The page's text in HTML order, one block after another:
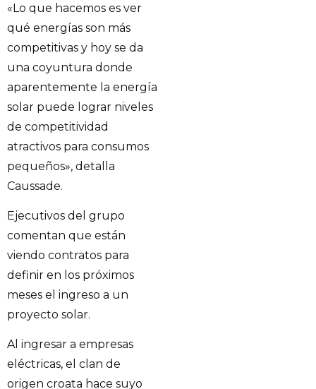
«Lo que hacemos es ver
qué energías son más
competitivas y hoy se da
una coyuntura donde
aparentemente la energía
solar puede lograr niveles
de competitividad
atractivos para consumos
pequeños», detalla
Caussade.
Ejecutivos del grupo
comentan que están
viendo contratos para
definir en los próximos
meses el ingreso a un
proyecto solar.
Al ingresar a empresas
eléctricas, el clan de
origen croata hace suyo